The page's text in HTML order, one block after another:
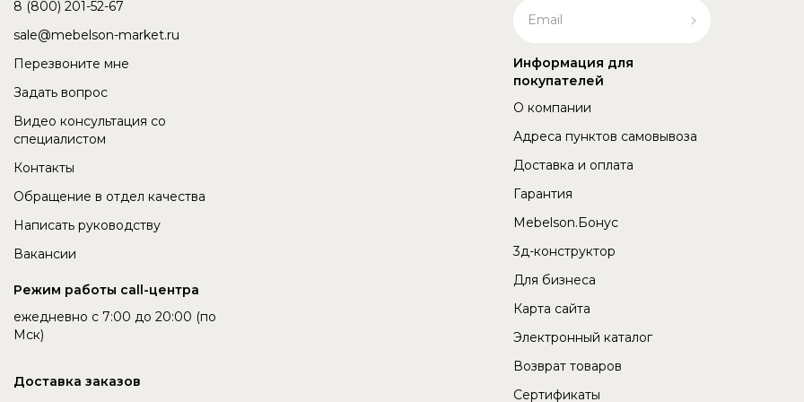
8 (800) 201-52-67
sale@mebelson-market.ru
Перезвоните мне
Задать вопрос
Видео консультация со
специалистом
Контакты
Обращение в отдел качества
Написать руководству
Вакансии
Режим работы call-центра
ежедневно с 7:00 до 20:00 (по
Мск)
Доставка заказов
Информация для
покупателей
О компании
Адреса пунктов самовывоза
Доставка и оплата
Гарантия
Mebelson.Бонус
3д-конструктор
Для бизнеса
Карта сайта
Электронный каталог
Возврат товаров
Сертификаты